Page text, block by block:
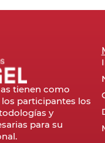
tienen como
participantes los
y
para su